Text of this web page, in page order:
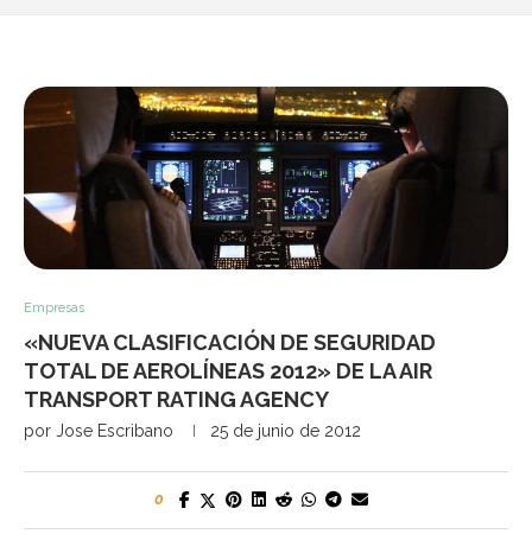
Empresas
«NUEVA CLASIFICACIÓN DE SEGURIDAD
TOTAL DE AEROLÍNEAS 2012» DE LA AIR
TRANSPORT RATING AGENCY
por Jose Escribano 25 de junio de 2012
0